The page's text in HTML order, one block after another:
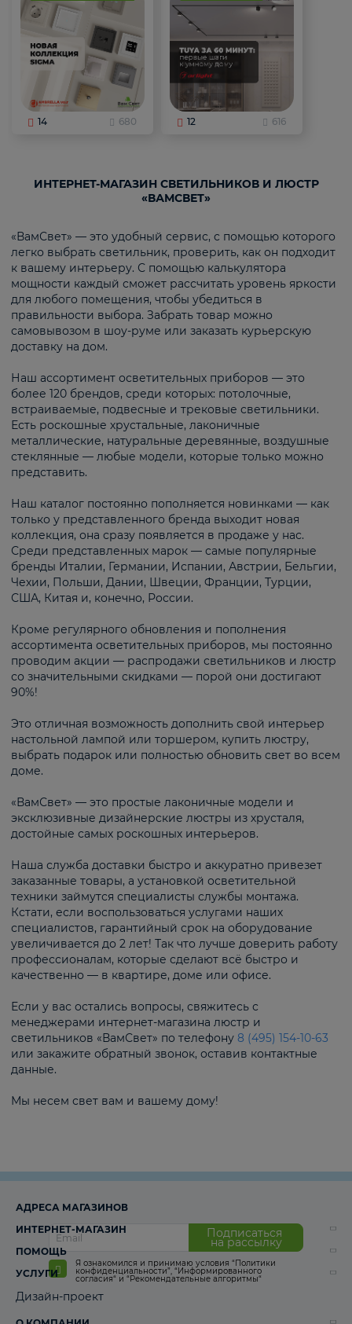
14 680 12 616
ИНТЕРНЕТ-МАГАЗИН СВЕТИЛЬНИКОВ И ЛЮСТР
«ВАМСВЕТ»
«ВамСвет» — это удобный сервис, с помощью которого
легко выбрать светильник, проверить, как он подходит
к вашему интерьеру. С помощью калькулятора
мощности каждый сможет рассчитать уровень яркости
для любого помещения, чтобы убедиться в
правильности выбора. Забрать товар можно
самовывозом в шоу-руме или заказать курьерскую
доставку на дом.
Наш ассортимент осветительных приборов — это
более 120 брендов, среди которых: потолочные,
встраиваемые, подвесные и трековые светильники.
Есть роскошные хрустальные, лаконичные
металлические, натуральные деревянные, воздушные
стеклянные — любые модели, которые только можно
представить.
Наш каталог постоянно пополняется новинками — как
только у представленного бренда выходит новая
коллекция, она сразу появляется в продаже у нас.
Среди представленных марок — самые популярные
бренды Италии, Германии, Испании, Австрии, Бельгии,
Чехии, Польши, Дании, Швеции, Франции, Турции,
США, Китая и, конечно, России.
Кроме регулярного обновления и пополнения
ассортимента осветительных приборов, мы постоянно
проводим акции — распродажи светильников и люстр
со значительными скидками — порой они достигают
90%!
Это отличная возможность дополнить свой интерьер
настольной лампой или торшером, купить люстру,
выбрать подарок или полностью обновить свет во всем
доме.
«ВамСвет» — это простые лаконичные модели и
эксклюзивные дизайнерские люстры из хрусталя,
достойные самых роскошных интерьеров.
Наша служба доставки быстро и аккуратно привезет
заказанные товары, а установкой осветительной
техники займутся специалисты службы монтажа.
Кстати, если воспользоваться услугами наших
специалистов, гарантийный срок на оборудование
увеличивается до 2 лет! Так что лучше доверить работу
профессионалам, которые сделают всё быстро и
качественно — в квартире, доме или офисе.
Если у вас остались вопросы, свяжитесь с
менеджерами интернет-магазина люстр и
светильников «ВамСвет» по телефону 8 (495) 154-10-63
или закажите обратный звонок, оставив контактные
данные.
Мы несем свет вам и вашему дому!
Подписаться
на рассылку
Я ознакомился и принимаю условия “Политики
конфиденциальности”, “Информированного
согласия“ и “Рекомендательные алгоритмы“
АДРЕСА МАГАЗИНОВ
ИНТЕРНЕТ-МАГАЗИН
ПОМОЩЬ
УСЛУГИ
Дизайн-проект